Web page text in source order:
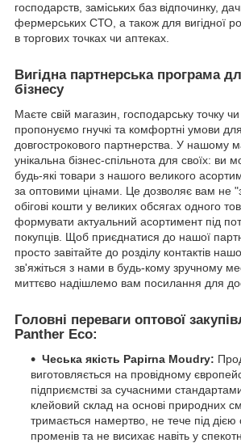
господарств, заміських баз відпочинку,
фермерських СТО, а також для вигідної
в торгових точках чи аптеках.
Вигідна партнерська програма
бізнесу
Маєте свій магазин, господарську точку
пропонуємо гнучкі та комфортні умови
довгострокового партнерства. У нашому
унікальна бізнес-спільнота для своїх: ви
будь-які товари з нашого великого
за оптовими цінами. Це дозволяє вам не
обігові кошти у великих обсягах одного
формувати актуальний асортимент під
покупців. Щоб приєднатися до нашої
просто завітайте до розділу контактів
зв'яжіться з нами в будь-кому зручному
миттєво надішлемо вам посилання для
Головні переваги оптової
Panther Eco:
Чеська якість Papirna Moudry:
виготовляється на провідному
підприємстві за сучасними
клейовий склад на основі природних
тримається намертво, не тече під дією
променів та не висихає навіть у спекотні